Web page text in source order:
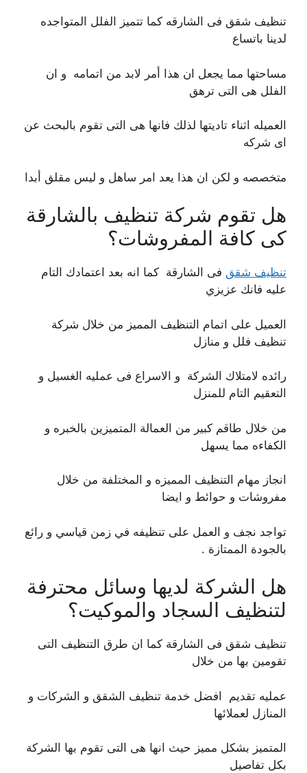
تنظيف شقق فى الشارقه كما تتميز الفلل المتواجده
لدينا باتساع
مساحتها مما يجعل ان هذا أمر لابد من اتمامه و ان
الفلل هى التى ترهق
العميله اثناء تاديتها لذلك فانها هى التى تقوم بالبحث عن
اى شركه
متخصصه و لكن ان هذا يعد امر ساهل و ليس مقلق أبدا
هل تقوم شركة تنظيف بالشارقة
كى كافة المفروشات؟
تنظيف شقق فى الشارقة كما انه بعد اعتمادك التام
عليه فانك عزيزي
العميل على اتمام التنظيف المميز من خلال شركة
تنظيف فلل و منازل
رائده لامتلاك الشركة و الاسراع فى عمليه الغسيل و
التعقيم التام للمنزل
من خلال طاقم كبير من العمالة المتميزين بالخبره و
الكفاءه مما يسهل
انجاز مهام التنظيف المميزه و المختلفة من خلال
مفروشات و حوائط و ايضا
تواجد نجف و العمل على تنظيفه في زمن قياسي و رائع
بالجودة الممتازة .
هل الشركة لديها وسائل محترفة
لتنظيف السجاد والموكيت؟
تنظيف شقق فى الشارقة كما ان طرق التنظيف التى
تقومين بها من خلال
عمليه تقديم افضل خدمة تنظيف الشقق و الشركات و
المنازل لعملائها
المتميز بشكل مميز حيث انها هى التى تقوم بها الشركة
بكل تفاصيل